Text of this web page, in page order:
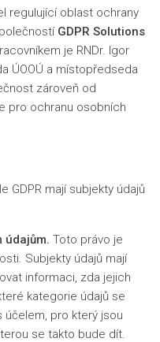
regulující oblast ochrany
GDPR Solutions
je RNDr. Igor
ÚOOÚ a místopředseda
zároveň od
pro ochranu osobních
GDPR mají subjekty údajů
údajům. Toto právo je
Subjekty údajů mají
informaci, zda jejich
kategorie údajů se
pro který jsou
se takto bude dít.